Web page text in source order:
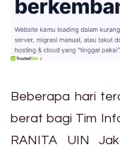
Beberapa hari
berat bagi Tim
RANITA UIN